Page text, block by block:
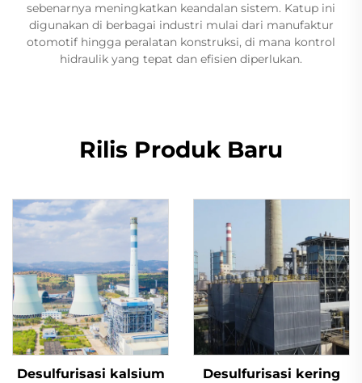
sebenarnya meningkatkan keandalan sistem. Katup ini
digunakan di berbagai industri mulai dari manufaktur
otomotif hingga peralatan konstruksi, di mana kontrol
hidraulik yang tepat dan efisien diperlukan.
Rilis Produk Baru
Desulfurisasi kalsium
Desulfurisasi kering